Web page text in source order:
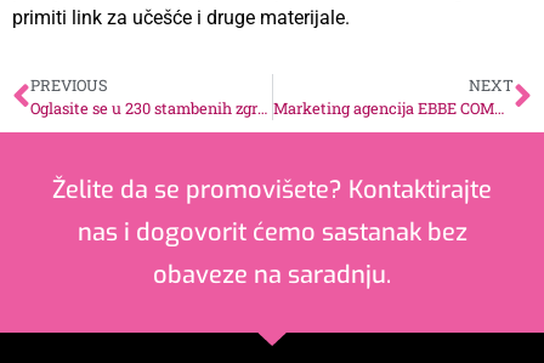
primiti link za učešće i druge materijale.
PREVIOUS
Oglasite se u 230 stambenih zgrada u Sarajevu
NEXT
Marketing agencija EBBE COMMS dobitnik certifikata bonitetne izvrsnosti
Želite da se promovišete? Kontaktirajte
nas i dogovorit ćemo sastanak bez
obaveze na saradnju.